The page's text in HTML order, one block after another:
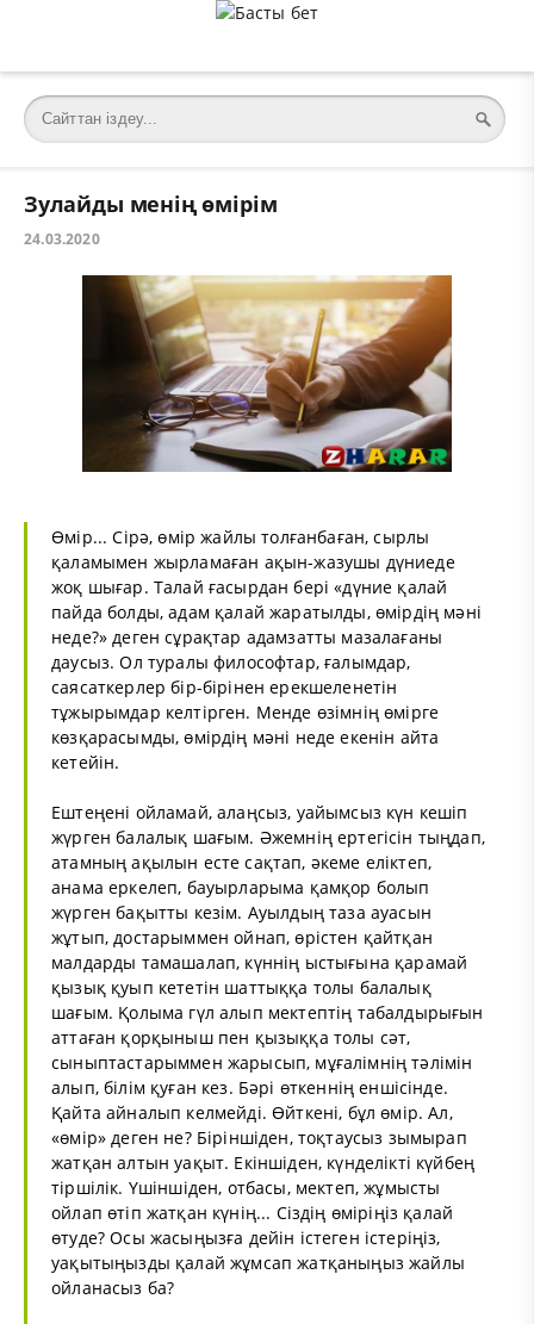
Зулайды менің өмірім
24.03.2020
Өмір... Сірә, өмір жайлы толғанбаған, сырлы
қаламымен жырламаған ақын-жазушы дүниеде
жоқ шығар. Талай ғасырдан бері «дүние қалай
пайда болды, адам қалай жаратылды, өмірдің мәні
неде?» деген сұрақтар адамзатты мазалағаны
даусыз. Ол туралы философтар, ғалымдар,
саясаткерлер бір-бірінен ерекшеленетін
тұжырымдар келтірген. Менде өзімнің өмірге
көзқарасымды, өмірдің мәні неде екенін айта
кетейін.
Ештеңені ойламай, алаңсыз, уайымсыз күн кешіп
жүрген балалық шағым. Әжемнің ертегісін тыңдап,
атамның ақылын есте сақтап, әкеме еліктеп,
анама еркелеп, бауырларыма қамқор болып
жүрген бақытты кезім. Ауылдың таза ауасын
жұтып, достарыммен ойнап, өрістен қайтқан
малдарды тамашалап, күннің ыстығына қарамай
қызық қуып кететін шаттыққа толы балалық
шағым. Қолыма гүл алып мектептің табалдырығын
аттаған қорқыныш пен қызыққа толы сәт,
сыныптастарыммен жарысып, мұғалімнің тәлімін
алып, білім қуған кез. Бәрі өткеннің еншісінде.
Қайта айналып келмейді. Өйткені, бұл өмір. Ал,
«өмір» деген не? Біріншіден, тоқтаусыз зымырап
жатқан алтын уақыт. Екіншіден, күнделікті күйбең
тіршілік. Үшіншіден, отбасы, мектеп, жұмысты
ойлап өтіп жатқан күнің... Сіздің өміріңіз қалай
өтуде? Осы жасыңызға дейін істеген істеріңіз,
уақытыңызды қалай жұмсап жатқаныңыз жайлы
ойланасыз ба?